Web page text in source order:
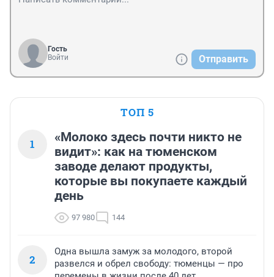
Гость
Войти
Отправить
ТОП 5
1
«Молоко здесь почти никто не
видит»: как на тюменском
заводе делают продукты,
которые вы покупаете каждый
день
97 980 144
2
Одна вышла замуж за молодого, второй
развелся и обрел свободу: тюменцы — про